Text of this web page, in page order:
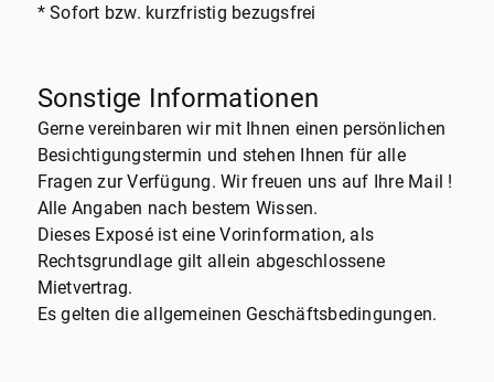
* Sofort bzw. kurzfristig bezugsfrei
Sonstige Informationen
Gerne vereinbaren wir mit Ihnen einen persönlichen
Besichtigungstermin und stehen Ihnen für alle
Fragen zur Verfügung. Wir freuen uns auf Ihre Mail !
Alle Angaben nach bestem Wissen.
Dieses Exposé ist eine Vorinformation, als
Rechtsgrundlage gilt allein abgeschlossene
Mietvertrag.
Es gelten die allgemeinen Geschäftsbedingungen.